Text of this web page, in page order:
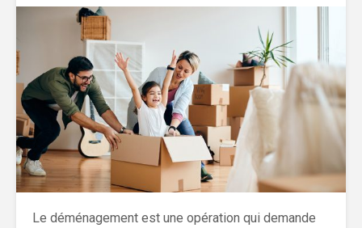
Le déménagement est une opération qui demande